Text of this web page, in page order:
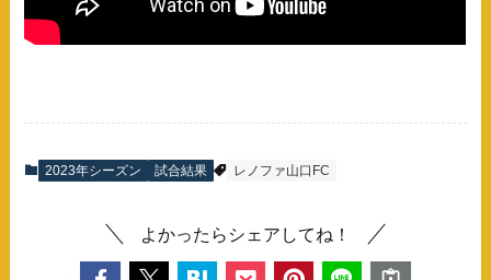
2023年シーズン 試合結果 レノファ山口FC
よかったらシェアしてね！